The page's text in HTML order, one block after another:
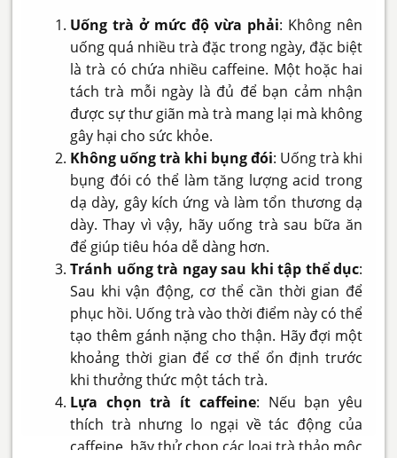
Uống trà ở mức độ vừa phải: Không nên
uống quá nhiều trà đặc trong ngày, đặc biệt
là trà có chứa nhiều caffeine. Một hoặc hai
tách trà mỗi ngày là đủ để bạn cảm nhận
được sự thư giãn mà trà mang lại mà không
gây hại cho sức khỏe.
Không uống trà khi bụng đói: Uống trà khi
bụng đói có thể làm tăng lượng acid trong
dạ dày, gây kích ứng và làm tổn thương dạ
dày. Thay vì vậy, hãy uống trà sau bữa ăn
để giúp tiêu hóa dễ dàng hơn.
Tránh uống trà ngay sau khi tập thể dục:
Sau khi vận động, cơ thể cần thời gian để
phục hồi. Uống trà vào thời điểm này có thể
tạo thêm gánh nặng cho thận. Hãy đợi một
khoảng thời gian để cơ thể ổn định trước
khi thưởng thức một tách trà.
Lựa chọn trà ít caffeine: Nếu bạn yêu
thích trà nhưng lo ngại về tác động của
caffeine, hãy thử chọn các loại trà thảo mộc